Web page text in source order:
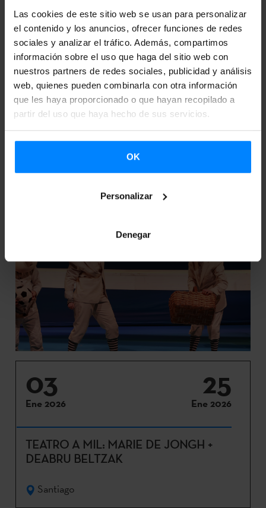
Las cookies de este sitio web se usan para personalizar
el contenido y los anuncios, ofrecer funciones de redes
sociales y analizar el tráfico. Además, compartimos
información sobre el uso que haga del sitio web con
nuestros partners de redes sociales, publicidad y análisis
web, quienes pueden combinarla con otra información
que les haya proporcionado o que hayan recopilado a
partir del uso que haya hecho de sus servicios.
OK
Personalizar
Denegar
contexto francófono: traducir, transmitir, transformar´
se ha celebrado en las universidades Sorbonne
Nouvelle y Sorbonne, y ha acogido a unas 20
ponencias.
03
Ene 2026
25
Ene 2026
TEATRO A MIL: MARIE DE JONGH +
DEABRU BELTZAK
Santiago